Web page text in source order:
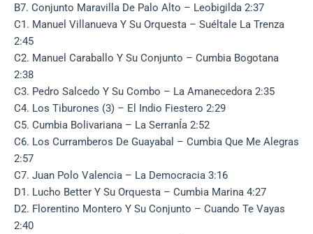
B7. Conjunto Maravilla De Palo Alto – Leobigilda 2:37
C1. Manuel Villanueva Y Su Orquesta – Suéltale La Trenza
2:45
C2. Manuel Caraballo Y Su Conjunto – Cumbia Bogotana
2:38
C3. Pedro Salcedo Y Su Combo – La Amanecedora 2:35
C4. Los Tiburones (3) – El Indio Fiestero 2:29
C5. Cumbia Bolivariana – La SerranÍa 2:52
C6. Los Curramberos De Guayabal – Cumbia Que Me Alegras
2:57
C7. Juan Polo Valencia – La Democracia 3:16
D1. Lucho Better Y Su Orquesta – Cumbia Marina 4:27
D2. Florentino Montero Y Su Conjunto – Cuando Te Vayas
2:40